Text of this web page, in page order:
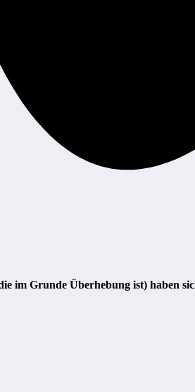
im Grunde Überhebung ist) haben